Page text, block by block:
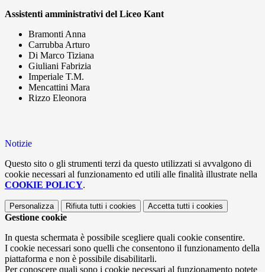
Assistenti amministrativi del Liceo Kant
Bramonti Anna
Carrubba Arturo
Di Marco Tiziana
Giuliani Fabrizia
Imperiale T.M.
Mencattini Mara
Rizzo Eleonora
Notizie
Questo sito o gli strumenti terzi da questo utilizzati si avvalgono di
cookie necessari al funzionamento ed utili alle finalità illustrate nella
COOKIE POLICY.
Personalizza Rifiuta tutti i cookies Accetta tutti i cookies
Gestione cookie
In questa schermata è possibile scegliere quali cookie consentire.
I cookie necessari sono quelli che consentono il funzionamento della
piattaforma e non è possibile disabilitarli.
Per conoscere quali sono i cookie necessari al funzionamento potete